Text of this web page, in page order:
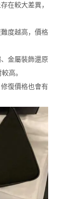
在較大差異，
度越高，價格
金屬裝飾還原
高。
復價格也會有